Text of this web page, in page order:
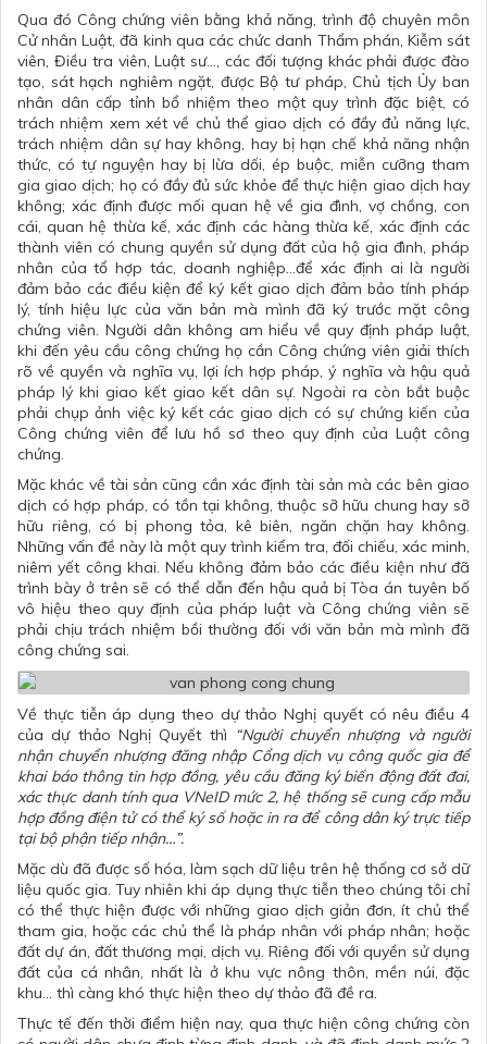
Qua đó Công chứng viên bằng khả năng, trình độ chuyên môn
Cử nhân Luật, đã kinh qua các chức danh Thẩm phán, Kiễm sát
viên, Điều tra viên, Luật sư..., các đối tượng khác phải được đào
tạo, sát hạch nghiêm ngặt, được Bộ tư pháp, Chủ tịch Ủy ban
nhân dân cấp tỉnh bổ nhiệm theo một quy trình đặc biệt, có
trách nhiệm xem xét về chủ thể giao dịch có đầy đủ năng lực,
trách nhiệm dân sự hay không, hay bị hạn chế khả năng nhận
thức, có tự nguyện hay bị lừa dối, ép buộc, miễn cưỡng tham
gia giao dịch; họ có đầy đủ sức khỏe để thực hiện giao dịch hay
không; xác định được mối quan hệ về gia đình, vợ chồng, con
cái, quan hệ thừa kế, xác định các hàng thừa kế, xác định các
thành viên có chung quyền sử dụng đất của hộ gia đình, pháp
nhân của tổ hợp tác, doanh nghiệp…để xác định ai là người
đảm bảo các điều kiện để ký kết giao dịch đảm bảo tính pháp
lý, tính hiệu lực của văn bản mà mình đã ký trước mặt công
chứng viên. Người dân không am hiểu về quy định pháp luật,
khi đến yêu cầu công chứng họ cần Công chứng viên giải thích
rõ về quyền và nghĩa vụ, lợi ích hợp pháp, ý nghĩa và hậu quả
pháp lý khi giao kết giao kết dân sự. Ngoài ra còn bắt buộc
phải chụp ảnh việc ký kết các giao dịch có sự chứng kiến của
Công chứng viên để lưu hồ sơ theo quy định của Luật công
chứng.
Mặc khác về tài sản cũng cần xác định tài sản mà các bên giao
dịch có hợp pháp, có tồn tại không, thuộc sỡ hữu chung hay sỡ
hữu riêng, có bị phong tỏa, kê biên, ngăn chặn hay không.
Những vấn đề này là một quy trình kiểm tra, đối chiếu, xác minh,
niêm yết công khai. Nếu không đảm bảo các điều kiện như đã
trình bày ở trên sẽ có thể dẫn đến hậu quả bị Tòa án tuyên bố
vô hiệu theo quy định của pháp luật và Công chứng viên sẽ
phải chịu trách nhiệm bồi thường đối với văn bản mà mình đã
công chứng sai.
Về thực tiễn áp dụng theo dự thảo Nghị quyết có nêu điều 4
của dự thảo Nghị Quyết thì “Người chuyển nhượng và người
nhận chuyển nhượng đăng nhập Cổng dịch vụ công quốc gia để
khai báo thông tin hợp đồng, yêu cầu đăng ký biến động đất đai,
xác thực danh tính qua VNeID mức 2, hệ thống sẽ cung cấp mẫu
hợp đồng điện tử có thể ký số hoặc in ra để công dân ký trực tiếp
tại bộ phận tiếp nhận…”.
Mặc dù đã được số hóa, làm sạch dữ liệu trên hệ thống cơ sở dữ
liệu quốc gia. Tuy nhiên khi áp dụng thực tiễn theo chúng tôi chỉ
có thể thực hiện được với những giao dịch giản đơn, ít chủ thể
tham gia, hoặc các chủ thể là pháp nhân với pháp nhân; hoặc
đất dự án, đất thương mại, dịch vụ. Riêng đối với quyền sử dụng
đất của cá nhân, nhất là ở khu vực nông thôn, mền núi, đặc
khu… thì càng khó thực hiện theo dự thảo đã đề ra.
Thực tế đến thời điểm hiện nay, qua thực hiện công chứng còn